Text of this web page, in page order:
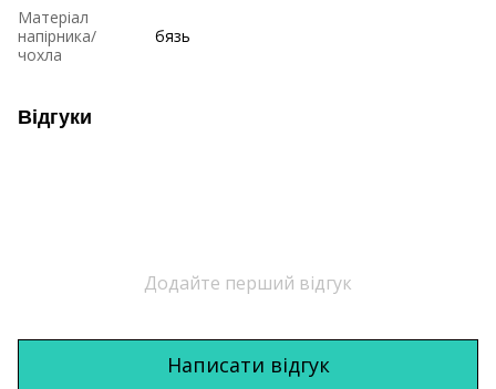
Матеріал
напірника/
чохла
бязь
Відгуки
Додайте перший відгук
Написати відгук